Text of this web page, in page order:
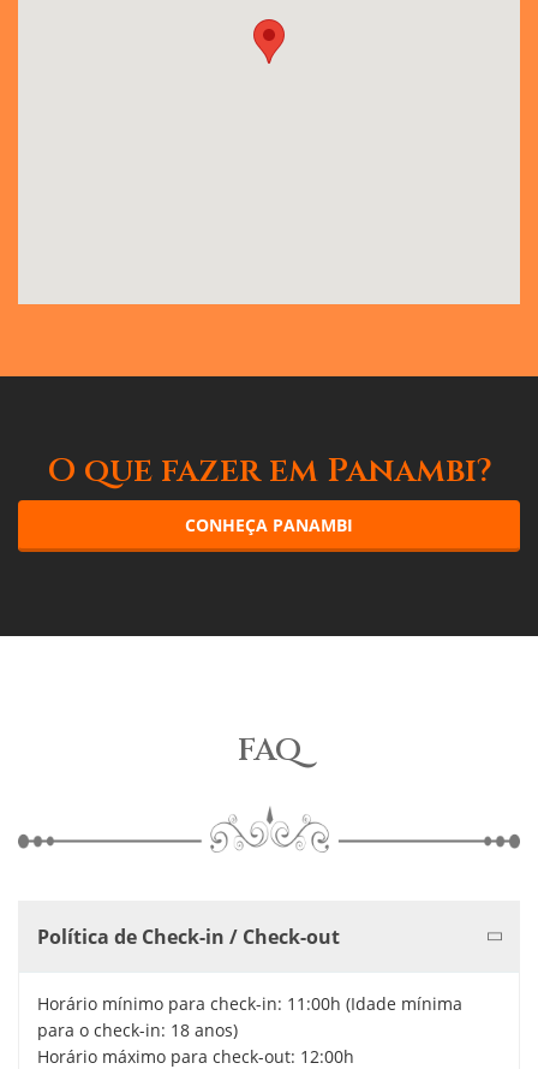
O que fazer em Panambi?
CONHEÇA PANAMBI
FAQ
Política de Check-in / Check-out
Horário mínimo para check-in: 11:00h (Idade mínima
para o check-in: 18 anos)
Horário máximo para check-out: 12:00h